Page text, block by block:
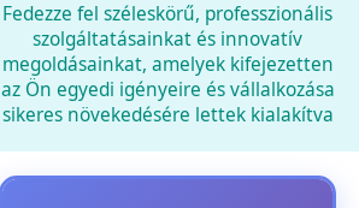
Fedezze fel széleskörű, professzionális
szolgáltatásainkat és innovatív
megoldásainkat, amelyek kifejezetten
az Ön egyedi igényeire és vállalkozása
sikeres növekedésére lettek kialakítva